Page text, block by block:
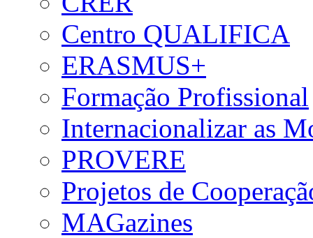
Centro QUALIFICA
ERASMUS+
Formação Profissional
Internacionalizar as
PROVERE
Projetos de
MAGazines